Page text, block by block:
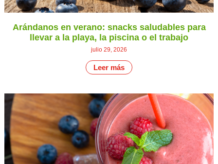
Arándanos en verano: snacks saludables para
llevar a la playa, la piscina o el trabajo
julio 29, 2026
Leer más